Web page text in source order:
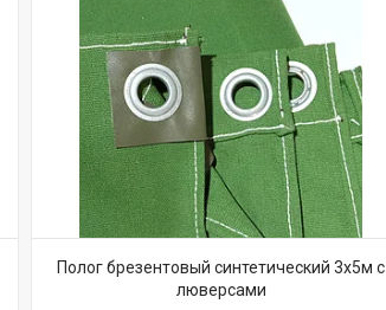
Полог брезентовый синтетический 3х5м с
люверсами